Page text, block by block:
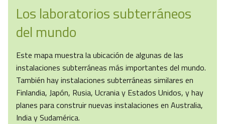
Los laboratorios subterráneos
del mundo
Este mapa muestra la ubicación de algunas de las
instalaciones subterráneas más importantes del mundo.
También hay instalaciones subterráneas similares en
Finlandia, Japón, Rusia, Ucrania y Estados Unidos, y hay
planes para construir nuevas instalaciones en Australia,
India y Sudamérica.